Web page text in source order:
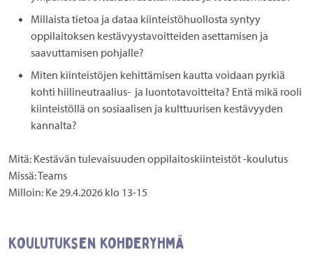
Millaista tietoa ja dataa kiinteistöhuollosta syntyy
oppilaitoksen kestävyystavoitteiden asettamisen ja
saavuttamisen pohjalle?
Miten kiinteistöjen kehittämisen kautta voidaan pyrkiä
kohti hiilineutraalius- ja luontotavoitteita? Entä mikä rooli
kiinteistöllä on sosiaalisen ja kulttuurisen kestävyyden
kannalta?
Mitä: Kestävän tulevaisuuden oppilaitoskiinteistöt -koulutus
Missä:Teams
Milloin: Ke 29.4.2026 klo 13-15
Koulutuksen kohderyhmä